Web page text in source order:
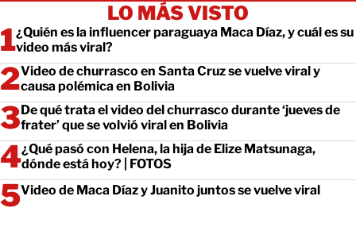
LO MÁS VISTO
¿Quién es la influencer paraguaya Maca Díaz, y cuál es su
video más viral?
Video de churrasco en Santa Cruz se vuelve viral y
causa polémica en Bolivia
De qué trata el video del churrasco durante ‘jueves de
frater’ que se volvió viral en Bolivia
¿Qué pasó con Helena, la hija de Elize Matsunaga,
dónde está hoy? | FOTOS
Video de Maca Díaz y Juanito juntos se vuelve viral